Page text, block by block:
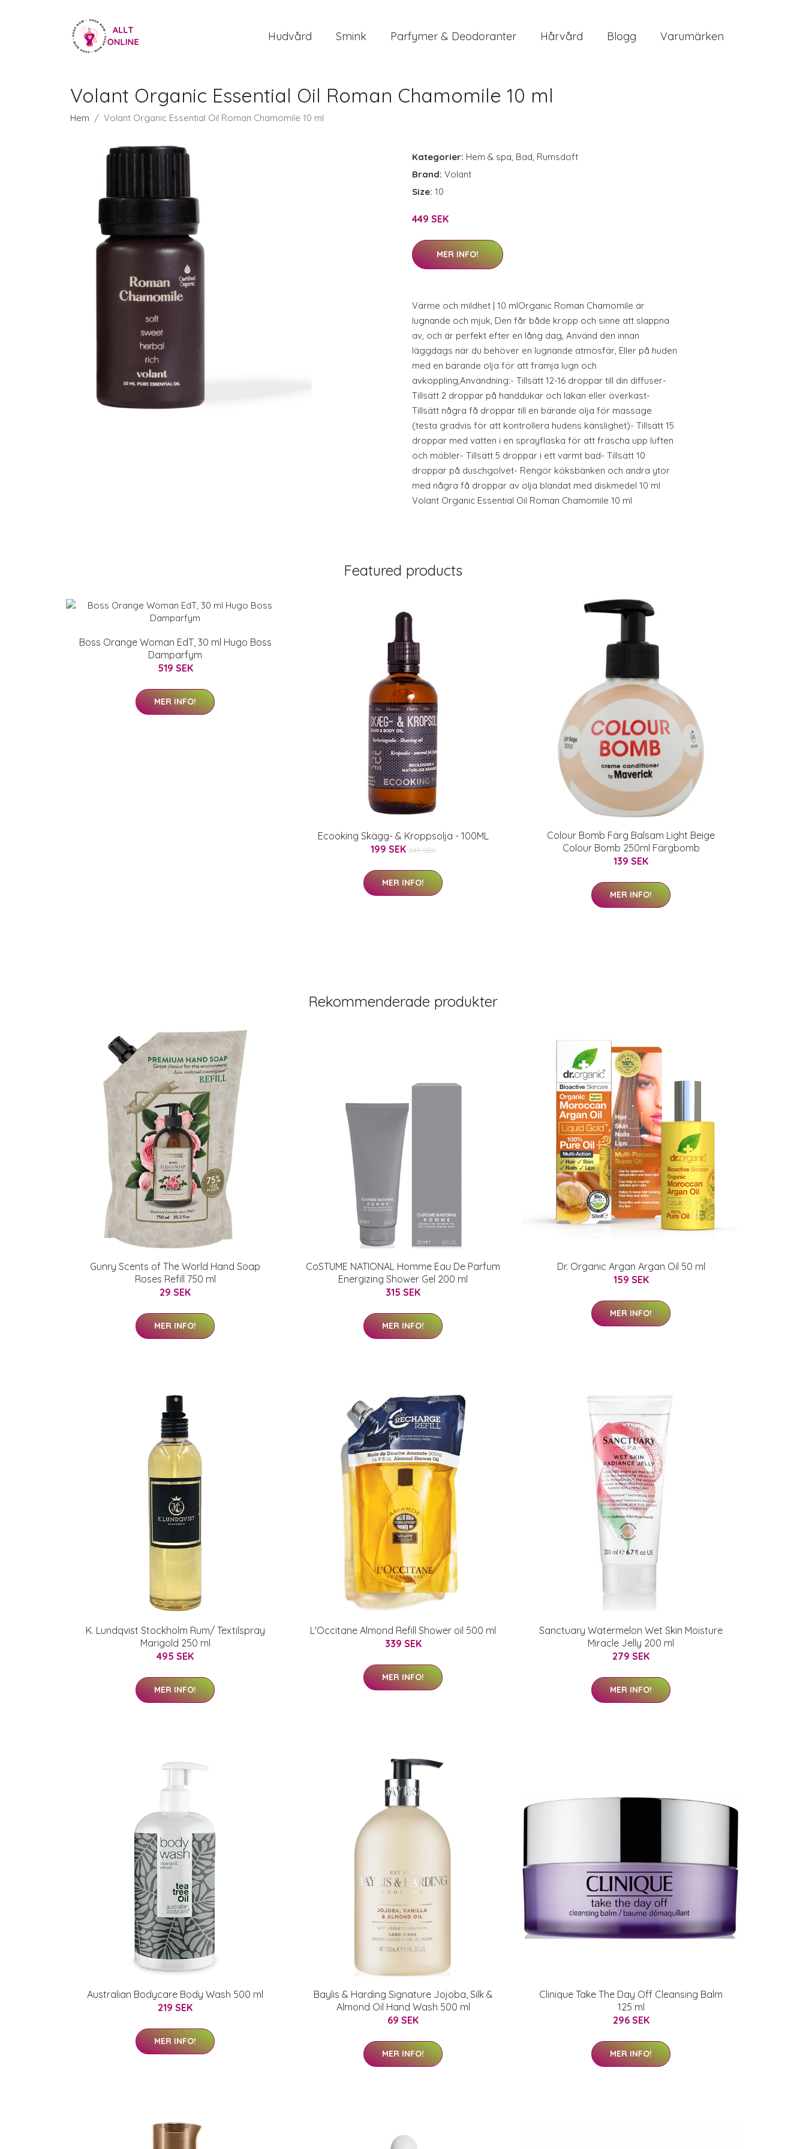
Hudvård Smink Parfymer & Deodoranter Hårvård Blogg Varumärken
Volant Organic Essential Oil Roman Chamomile 10 ml
Hem Volant Organic Essential Oil Roman Chamomile 10 ml
Kategorier: Hem & spa, Bad, Rumsdoft
Brand: Volant
Size: 10
449 SEK
MER INFO!
Värme och mildhet | 10 mlOrganic Roman Chamomile är
lugnande och mjuk, Den får både kropp och sinne att slappna
av, och är perfekt efter en lång dag, Använd den innan
läggdags när du behöver en lugnande atmosfär, Eller på huden
med en bärande olja för att främja lugn och
avkoppling,Användning:- Tillsätt 12-16 droppar till din diffuser-
Tillsätt 2 droppar på handdukar och lakan eller överkast-
Tillsätt några få droppar till en bärande olja för massage
(testa gradvis för att kontrollera hudens känslighet)- Tillsätt 15
droppar med vatten i en sprayflaska för att fräscha upp luften
och möbler- Tillsätt 5 droppar i ett varmt bad- Tillsätt 10
droppar på duschgolvet- Rengör köksbänken och andra ytor
med några få droppar av olja blandat med diskmedel 10 ml
Volant Organic Essential Oil Roman Chamomile 10 ml
Featured products
Boss Orange Woman EdT, 30 ml Hugo Boss
Damparfym
519 SEK
MER INFO!
Ecooking Skägg- & Kroppsolja - 100ML
199 SEK 249 SEK
MER INFO!
Colour Bomb Färg Balsam Light Beige
Colour Bomb 250ml Färgbomb
139 SEK
MER INFO!
Rekommenderade produkter
Gunry Scents of The World Hand Soap
Roses Refill 750 ml
29 SEK
MER INFO!
CoSTUME NATIONAL Homme Eau De Parfum
Energizing Shower Gel 200 ml
315 SEK
MER INFO!
Dr. Organic Argan Argan Oil 50 ml
159 SEK
MER INFO!
K. Lundqvist Stockholm Rum/ Textilspray
Marigold 250 ml
495 SEK
MER INFO!
L'Occitane Almond Refill Shower oil 500 ml
339 SEK
MER INFO!
Sanctuary Watermelon Wet Skin Moisture
Miracle Jelly 200 ml
279 SEK
MER INFO!
Australian Bodycare Body Wash 500 ml
219 SEK
MER INFO!
Baylis & Harding Signature Jojoba, Silk &
Almond Oil Hand Wash 500 ml
69 SEK
MER INFO!
Clinique Take The Day Off Cleansing Balm
125 ml
296 SEK
MER INFO!